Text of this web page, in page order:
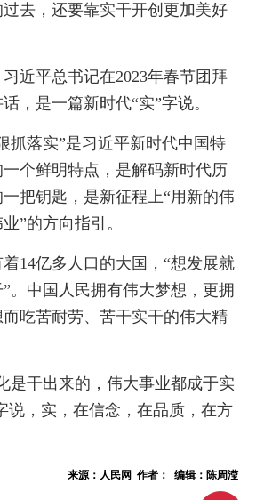
去，还要靠实干开创更加美好
近平总书记在2023年春节团拜
，是一篇新时代“实”字说。
抓落实”是习近平新时代中国特
个鲜明特点，是解码新时代历
把钥匙，是新征程上“用新的伟
”的方向指引。
14亿多人口的大国，“想发展就
。中国人民拥有伟大梦想，更拥
吃苦耐劳、苦干实干的伟大精
是干出来的，伟大事业都成于实
说，实，在信念，在品质，在方
来源：人民网 作者： 编辑：陈周滢